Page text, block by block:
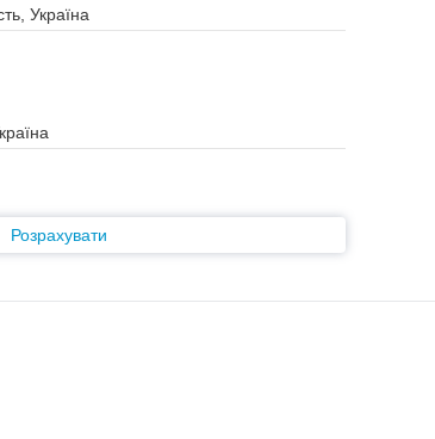
Розрахувати